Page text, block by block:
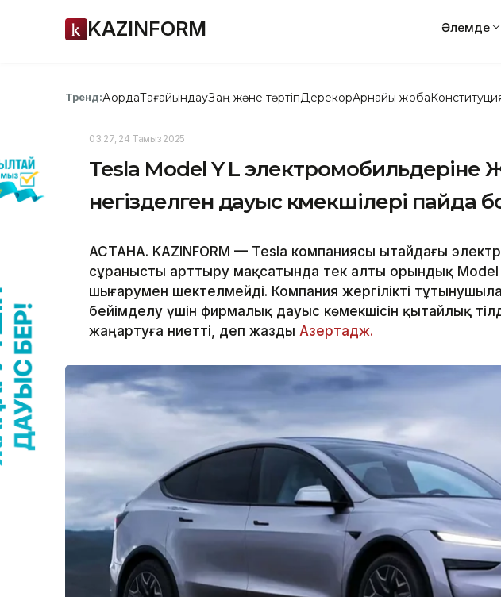
KAZINFORM Әлемде
Тренд:АқордаТағайындауЗаң және тәртіпДерекқорАрнайы жоба
03:27, 24 Тамыз 2025
Tesla Model Y L электромобильдеріне
негізделген дауыс көмекшілері пайда
АСТАНА. KAZINFORM — Tesla компаниясы Қытайдағы
сұранысты арттыру мақсатында тек алты орындық Model
шығарумен шектелмейді. Компания жергілікті
бейімделу үшін фирмалық дауыс көмекшісін қытайлық
жаңартуға ниетті, деп жазды Азертадж.